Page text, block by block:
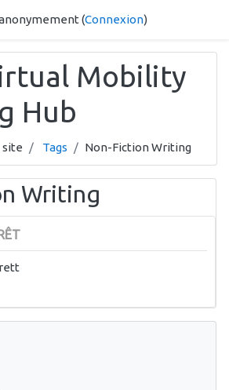
(Connexion)
Mobility
Hub
site Tags Non-Fiction Writing
Writing